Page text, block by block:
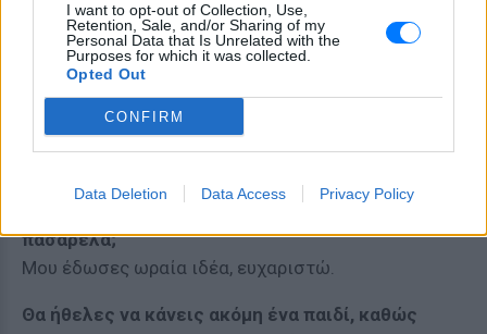
I want to opt-out of Collection, Use,
Retention, Sale, and/or Sharing of my
Personal Data that Is Unrelated with the
Purposes for which it was collected.
Opted Out
CONFIRM
Data Deletion Data Access Privacy Policy
συλλέγω, δημιουργώ εξαρχής. Έχω την έμπνευση,
την ιδέα, την κατεύθυνση, διαλέγουμε τα πανιά και
δημιουργούμε μαζί με τη σχεδιάστρια Έλενα Παύλου
το παιδί μας, που βαφτίστηκε Matthildi Maggira
Collection.
Σκέφτηκες να συνεργαστείς με την Κατερίνα
πασαρέλα;
Μου έδωσες ωραία ιδέα, ευχαριστώ.
Θα ήθελες να κάνεις ακόμη ένα παιδί, καθώς